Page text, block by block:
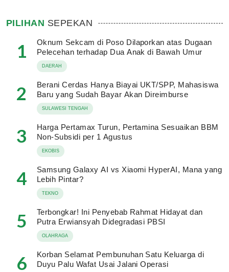
PILIHAN SEPEKAN
1
Oknum Sekcam di Poso Dilaporkan atas Dugaan
Pelecehan terhadap Dua Anak di Bawah Umur
DAERAH
2
Berani Cerdas Hanya Biayai UKT/SPP, Mahasiswa
Baru yang Sudah Bayar Akan Direimburse
SULAWESI TENGAH
3
Harga Pertamax Turun, Pertamina Sesuaikan BBM
Non-Subsidi per 1 Agustus
EKOBIS
4
Samsung Galaxy AI vs Xiaomi HyperAI, Mana yang
Lebih Pintar?
TEKNO
5
Terbongkar! Ini Penyebab Rahmat Hidayat dan
Putra Erwiansyah Didegradasi PBSI
OLAHRAGA
6
Korban Selamat Pembunuhan Satu Keluarga di
Duyu Palu Wafat Usai Jalani Operasi